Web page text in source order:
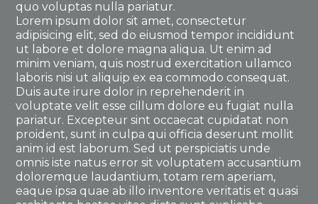
quo voluptas nulla pariatur.
Lorem ipsum dolor sit amet, consectetur
adipisicing elit, sed do eiusmod tempor incididunt
ut labore et dolore magna aliqua. Ut enim ad
minim veniam, quis nostrud exercitation ullamco
laboris nisi ut aliquip ex ea commodo consequat.
Duis aute irure dolor in reprehenderit in
voluptate velit esse cillum dolore eu fugiat nulla
pariatur. Excepteur sint occaecat cupidatat non
proident, sunt in culpa qui officia deserunt mollit
anim id est laborum. Sed ut perspiciatis unde
omnis iste natus error sit voluptatem accusantium
doloremque laudantium, totam rem aperiam,
eaque ipsa quae ab illo inventore veritatis et quasi